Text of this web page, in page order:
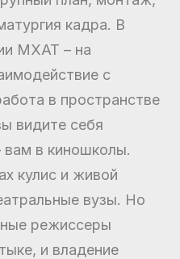
кадра. В
МХАТ – на
с
в пространстве
видите себя
в киношколы.
кулис и живой
вузы. Но
режиссеры
и владение